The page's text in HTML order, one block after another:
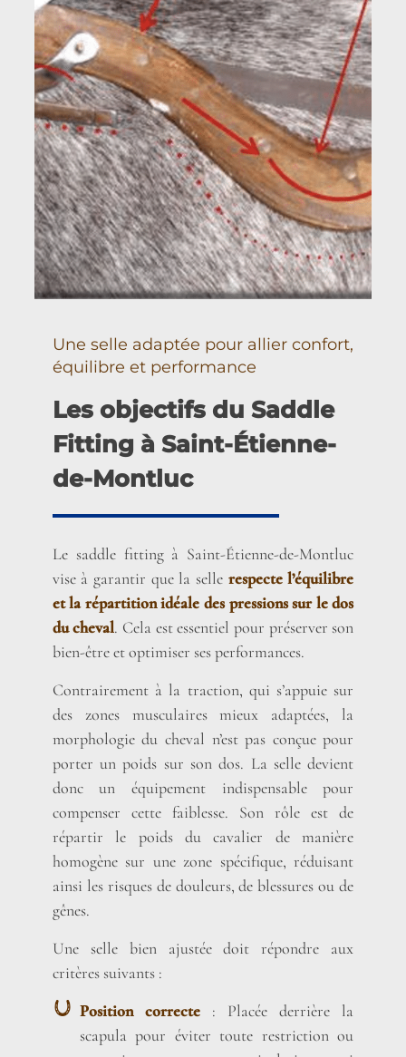
Une selle adaptée pour allier confort,
équilibre et performance
Les objectifs du Saddle
Fitting à Saint-Étienne-
de-Montluc
Le saddle fitting à Saint-Étienne-de-Montluc
vise à garantir que la selle respecte l’équilibre
et la répartition idéale des pressions sur le dos
du cheval. Cela est essentiel pour préserver son
bien-être et optimiser ses performances.
Contrairement à la traction, qui s’appuie sur
des zones musculaires mieux adaptées, la
morphologie du cheval n’est pas conçue pour
porter un poids sur son dos. La selle devient
donc un équipement indispensable pour
compenser cette faiblesse. Son rôle est de
répartir le poids du cavalier de manière
homogène sur une zone spécifique, réduisant
ainsi les risques de douleurs, de blessures ou de
gênes.
Une selle bien ajustée doit répondre aux
critères suivants :
Position correcte: Placée derrière la
scapula pour éviter toute restriction ou